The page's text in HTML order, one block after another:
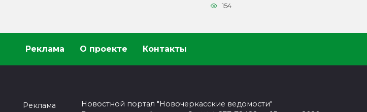
154
Реклама О проекте Контакты
Реклама
Новостной портал "Новочеркасские ведомости"